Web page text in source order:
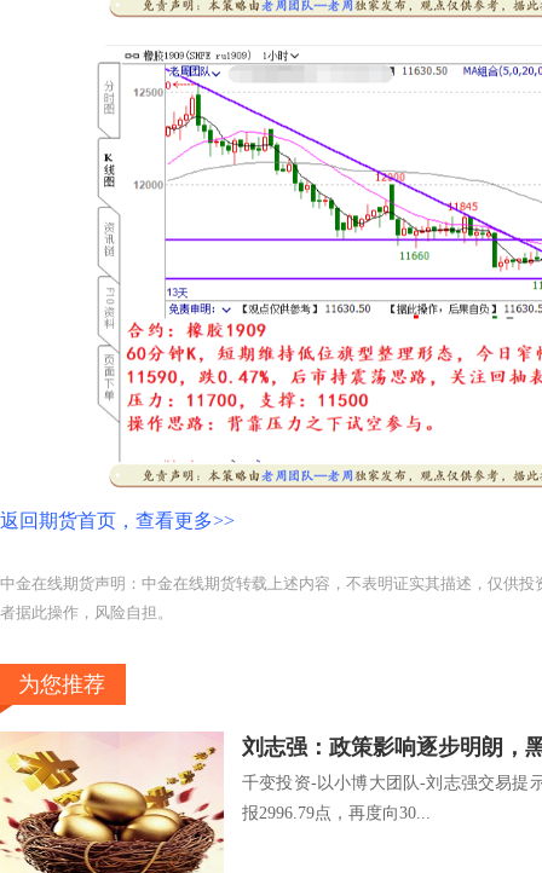
返回期货首页，查看更多>>
中金在线期货声明：中金在线期货转载上述内容，不表明证实其描述，仅供
者据此操作，风险自担。
为您推荐
刘志强：政策影响逐步明朗，
千变投资-以小博大团队-刘志强交易提
报2996.79点，再度向30...